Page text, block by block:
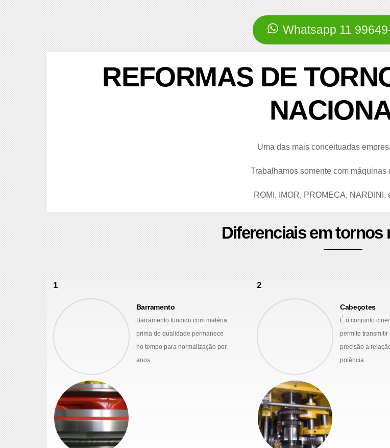
Whatsapp 11
REFORMAS DE
Uma das mais conceituadas
Trabalhamos somente com máquinas
ROMI, IMOR, PROMECA, NARDINI,
Diferenciais em tornos
1
Barramento
Barramento fundido com matéria
prima de qualidade permanece
no tempo para normalização por
anos.
2
Cabeçotes
É o conjunto
permite transmitir
precisão a
potência